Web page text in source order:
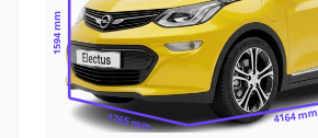
1594 mm
1765 mm 4164 mm